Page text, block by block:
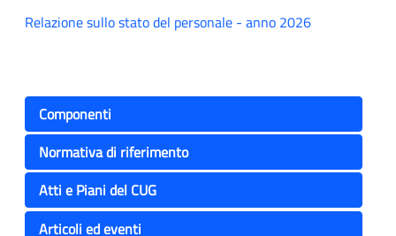
Relazione sullo stato del personale - anno 2026
Componenti
Normativa di riferimento
Atti e Piani del CUG
Articoli ed eventi